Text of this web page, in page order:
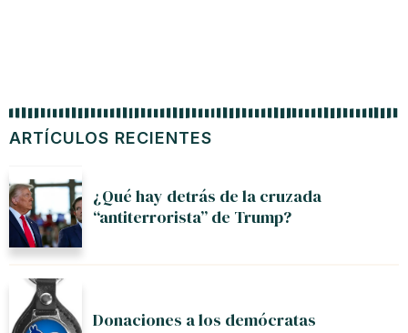
ARTÍCULOS RECIENTES
¿Qué hay detrás de la cruzada
“antiterrorista” de Trump?
Donaciones a los demócratas